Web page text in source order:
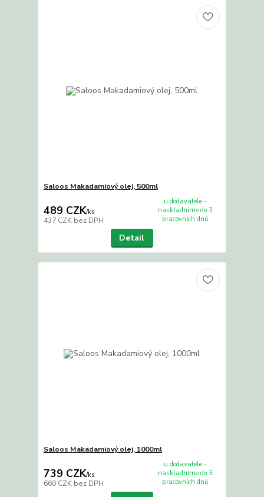
Saloos Makadamiový olej, 500ml
489 CZK/ks
437 CZK bez DPH
u dodavatele -
naskladníme do 3
pracovních dnů
Detail
Saloos Makadamiový olej, 1000ml
739 CZK/ks
660 CZK bez DPH
u dodavatele -
naskladníme do 3
pracovních dnů